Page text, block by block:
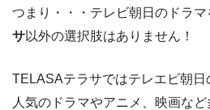
つまり・・・テレビ朝日のドラマ
サ以外の選択肢はありません！
TELASAテラサではテレエビ朝日
人気のドラマやアニメ、映画な